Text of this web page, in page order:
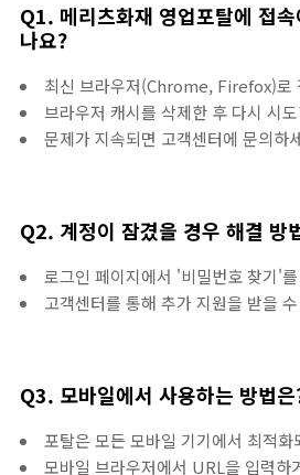
Q1. 메리츠화재 영업포탈에 접
나요?
최신 브라우저(Chrome, Firefox)로
브라우저 캐시를 삭제한 후 다시 시
문제가 지속되면 고객센터에 문의하
Q2. 계정이 잠겼을 경우 해결 방
로그인 페이지에서 '비밀번호 찾기'
고객센터를 통해 추가 지원을 받을
Q3. 모바일에서 사용하는 방법은
포탈은 모든 모바일 기기에서 최적화
모바일 브라우저에서 URL을 입력하